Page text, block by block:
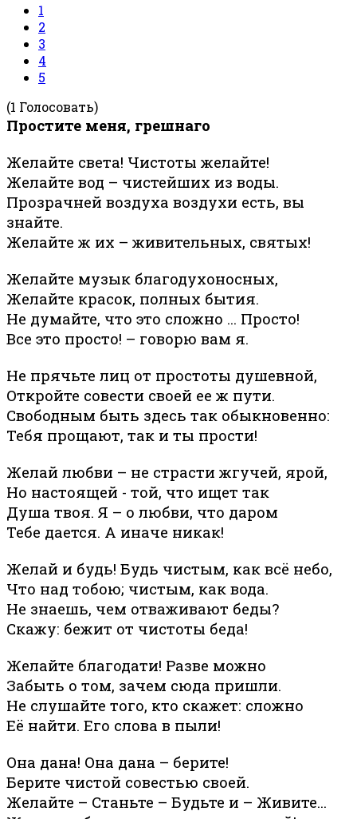
1
2
3
4
5
(1 Голосовать)
Простите меня, грешнаго
Желайте света! Чистоты желайте!
Желайте вод – чистейших из воды.
Прозрачней воздуха воздухи есть, вы
знайте.
Желайте ж их – живительных, святых!
Желайте музык благодухоносных,
Желайте красок, полных бытия.
Не думайте, что это сложно … Просто!
Все это просто! – говорю вам я.
Не прячьте лиц от простоты душевной,
Откройте совести своей ее ж пути.
Свободным быть здесь так обыкновенно:
Тебя прощают, так и ты прости!
Желай любви – не страсти жгучей, ярой,
Но настоящей - той, что ищет так
Душа твоя. Я – о любви, что даром
Тебе дается. А иначе никак!
Желай и будь! Будь чистым, как всё небо,
Что над тобою; чистым, как вода.
Не знаешь, чем отваживают беды?
Скажу: бежит от чистоты беда!
Желайте благодати! Разве можно
Забыть о том, зачем сюда пришли.
Не слушайте того, кто скажет: сложно
Её найти. Его слова в пыли!
Она дана! Она дана – берите!
Берите чистой совестью своей.
Желайте – Станьте – Будьте и – Живите…